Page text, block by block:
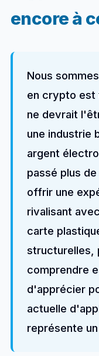
encore à
Nous
en crypto est
ne devrait
une industrie
argent
passé plus
offrir une
rivalisant
carte
structurelles,
comprendre
d'apprécier
actuelle
représente